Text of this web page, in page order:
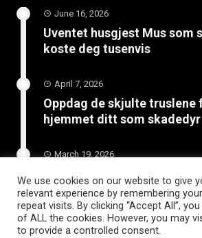
June 16, 2026
Uventet husgjest Mus som
koste deg tusenvis
April 7, 2026
Oppdag de skjulte truslene
hjemmet ditt som skadedyr
March 19, 2026
Slik vedlikeholder du
langvarig bruk
We use cookies on our website to give
relevant experience by remembering
repeat visits. By clicking “Accept All”,
of ALL the cookies. However, you may
to provide a controlled consent.